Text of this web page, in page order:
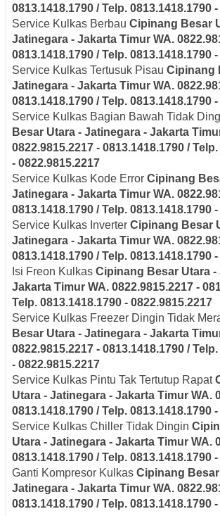
0813.1418.1790 / Telp. 0813.1418.1790
Service Kulkas Berbau Cipinang Besar
Jatinegara - Jakarta Timur WA.
0813.1418.1790 / Telp. 0813.1418.1790
Service Kulkas Tertusuk Pisau Cipinang
Jatinegara - Jakarta Timur WA.
0813.1418.1790 / Telp. 0813.1418.1790
Service Kulkas Bagian Bawah Tidak
Besar Utara - Jatinegara - Jakarta
0822.9815.2217 - 0813.1418.1790 /
- 0822.9815.2217
Service Kulkas Kode Error Cipinang
Jatinegara - Jakarta Timur WA.
0813.1418.1790 / Telp. 0813.1418.1790
Service Kulkas Inverter Cipinang Besar
Jatinegara - Jakarta Timur WA.
0813.1418.1790 / Telp. 0813.1418.1790
Isi Freon Kulkas Cipinang Besar Utara -
Jakarta Timur WA. 0822.9815.2217 -
Telp. 0813.1418.1790 - 0822.9815.2217
Service Kulkas Freezer Dingin Tidak
Besar Utara - Jatinegara - Jakarta
0822.9815.2217 - 0813.1418.1790 /
- 0822.9815.2217
Service Kulkas Pintu Tak Tertutup Rapat
Utara - Jatinegara - Jakarta Timur WA.
0813.1418.1790 / Telp. 0813.1418.1790
Service Kulkas Chiller Tidak Dingin
Utara - Jatinegara - Jakarta Timur WA.
0813.1418.1790 / Telp. 0813.1418.1790
Ganti Kompresor Kulkas Cipinang
Jatinegara - Jakarta Timur WA.
0813.1418.1790 / Telp. 0813.1418.1790